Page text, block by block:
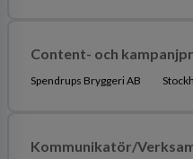
Content- och
Spendrups Bryggeri AB
Kommunikatör/